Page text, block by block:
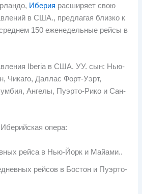
Иберия расширяет свою
в США., предлагая близко к
150 еженедельные рейсы в
Iberia в США. УУ. сын: Нью-
Чикаго, Даллас Форт-Уэрт,
Ангелы, Пуэрто-Рико и Сан-
опера:
рейса в Нью-Йорк и Майами..
рейсов в Бостон и Пуэрто-